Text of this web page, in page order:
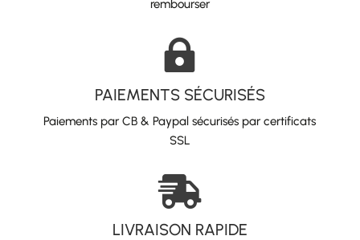
rembourser

PAIEMENTS SÉCURISÉS
Paiements par CB & Paypal sécurisés par certificats
SSL

LIVRAISON RAPIDE